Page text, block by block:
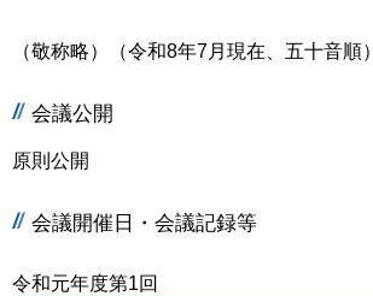
（敬称略）（令和8年7月現在、五十音順）
会議公開
原則公開
会議開催日・会議記録等
令和元年度第1回